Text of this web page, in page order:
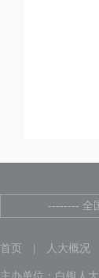
-------- 全
首页 人大概况